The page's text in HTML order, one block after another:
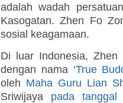
adalah wadah
Kasogatan. Zhen Fo
sosial keagamaan.
Di luar Indonesia,
dengan nama ‘True
oleh Maha Guru Lian
Sriwijaya pada